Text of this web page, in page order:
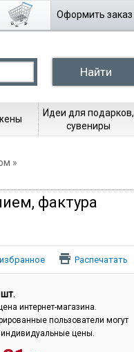
Оформить заказ
Идеи для подарков,
сувениры
фактура
Распечатать
интернет-магазина.
пользователи могут
индивидуальные цены.